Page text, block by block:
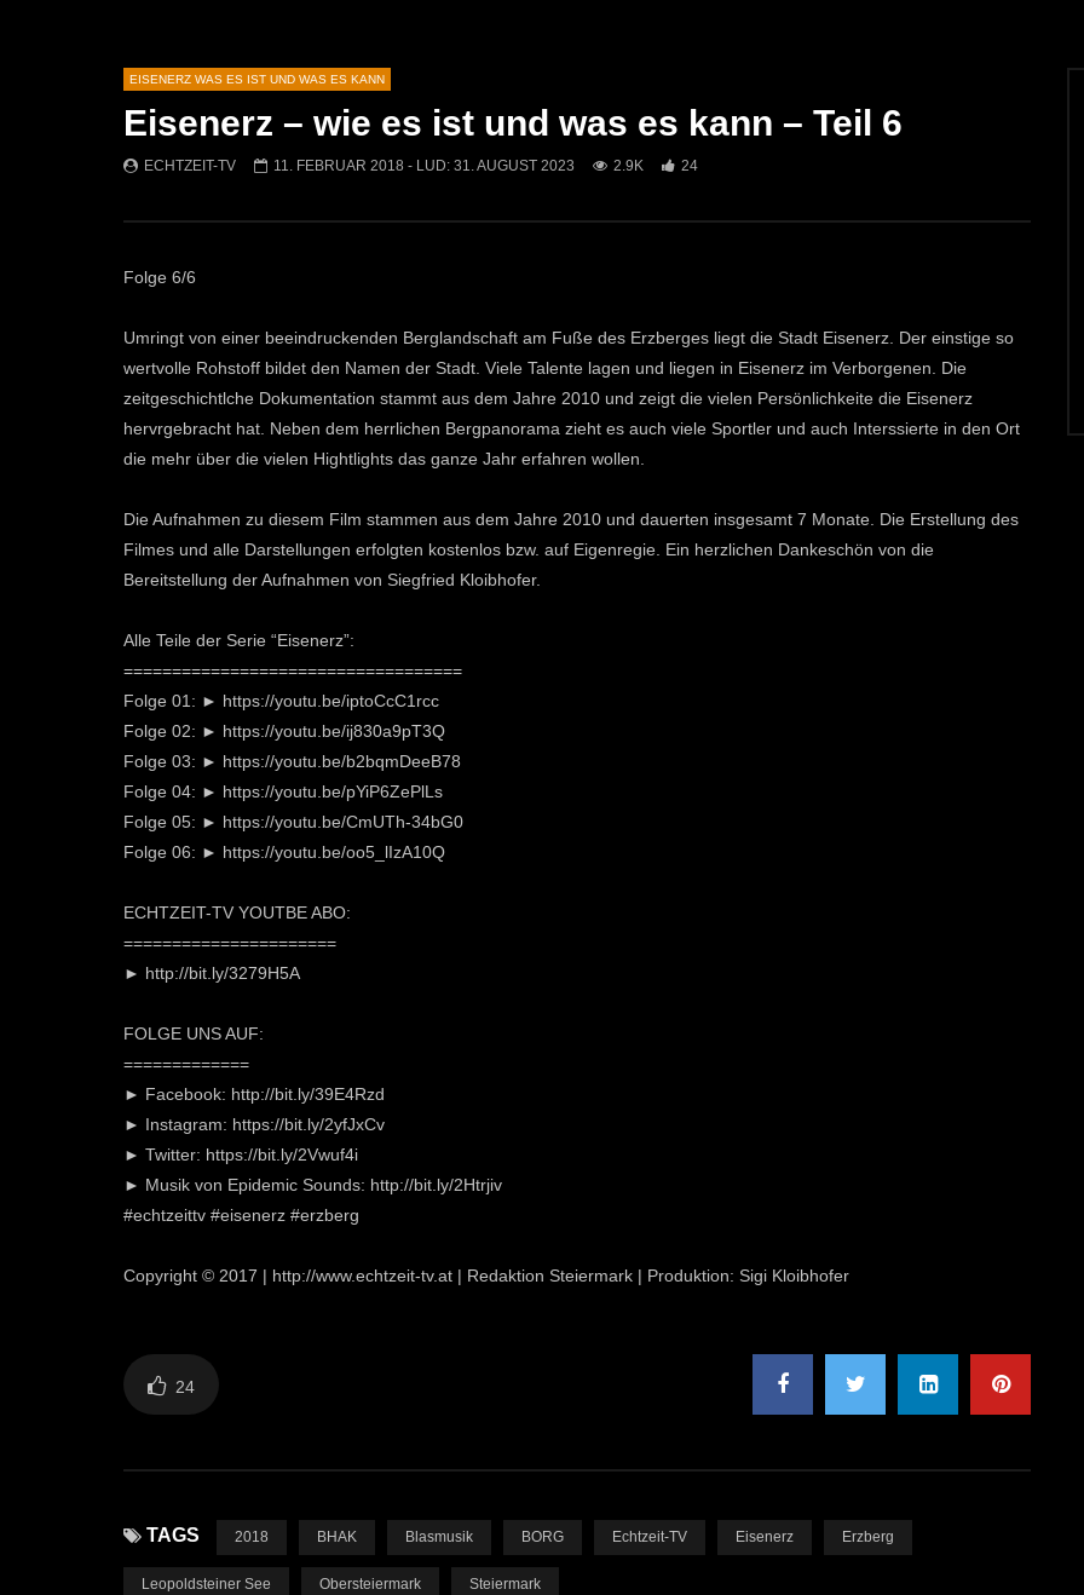
Später Ansehen
06:54 Später Ansehen
10:38 08:42
EISENERZ WAS ES IST UND WAS ES KANN
Eisenerz – wie es ist und was es kann – Teil 6
ECHTZEIT-TV 11. FEBRUAR 2018 - LUD: 31. AUGUST 2023 2.9K 24
Folge 6/6
Umringt von einer beeindruckenden Berglandschaft am Fuße des Erzberges liegt die Stadt Eisenerz. Der einstige so
wertvolle Rohstoff bildet den Namen der Stadt. Viele Talente lagen und liegen in Eisenerz im Verborgenen. Die
zeitgeschichtlche Dokumentation stammt aus dem Jahre 2010 und zeigt die vielen Persönlichkeite die Eisenerz
hervrgebracht hat. Neben dem herrlichen Bergpanorama zieht es auch viele Sportler und auch Interssierte in den Ort
die mehr über die vielen Hightlights das ganze Jahr erfahren wollen.
Die Aufnahmen zu diesem Film stammen aus dem Jahre 2010 und dauerten insgesamt 7 Monate. Die Erstellung des
Filmes und alle Darstellungen erfolgten kostenlos bzw. auf Eigenregie. Ein herzlichen Dankeschön von die
Bereitstellung der Aufnahmen von Siegfried Kloibhofer.
Alle Teile der Serie “Eisenerz”:
===================================
Folge 01: ► https://youtu.be/iptoCcC1rcc
Folge 02: ► https://youtu.be/ij830a9pT3Q
Folge 03: ► https://youtu.be/b2bqmDeeB78
Folge 04: ► https://youtu.be/pYiP6ZePlLs
Folge 05: ► https://youtu.be/CmUTh-34bG0
Folge 06: ► https://youtu.be/oo5_lIzA10Q
ECHTZEIT-TV YOUTBE ABO:
======================
► http://bit.ly/3279H5A​
FOLGE UNS AUF:
=============
► Facebook: http://bit.ly/39E4Rzd​
► Instagram: https://bit.ly/2yfJxCv​
► Twitter: https://bit.ly/2Vwuf4i​
► Musik von Epidemic Sounds: http://bit.ly/2Htrjiv​
#echtzeittv​ #eisenerz​ #erzberg
Copyright © 2017 | http://www.echtzeit-tv.at​ | Redaktion Steiermark | Produktion: Sigi Kloibhofer
24
TAGS 2018 BHAK Blasmusik BORG Echtzeit-TV Eisenerz Erzberg
Leopoldsteiner See Obersteiermark Steiermark